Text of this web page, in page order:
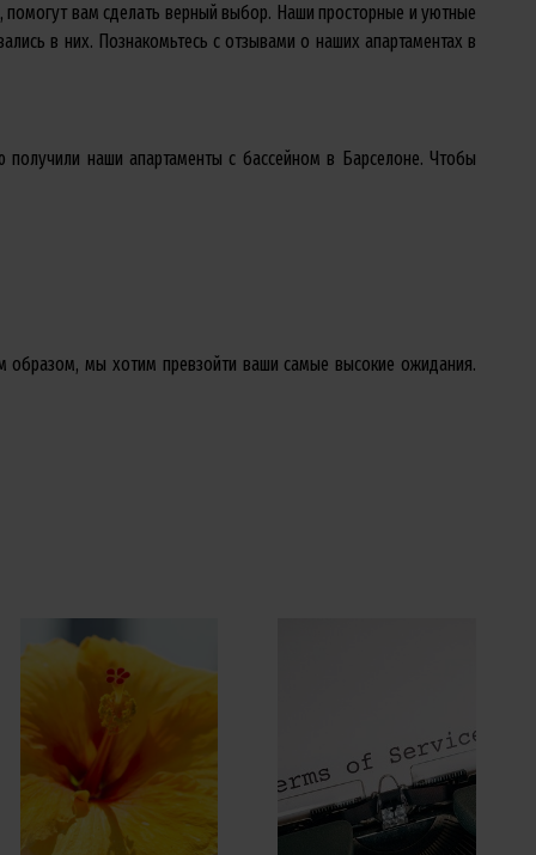
помогут вам сделать верный выбор. Наши просторные и уютные
в них. Познакомьтесь с отзывами о наших апартаментах в
наши апартаменты с бассейном в Барселоне. Чтобы
образом, мы хотим превзойти ваши самые высокие ожидания.